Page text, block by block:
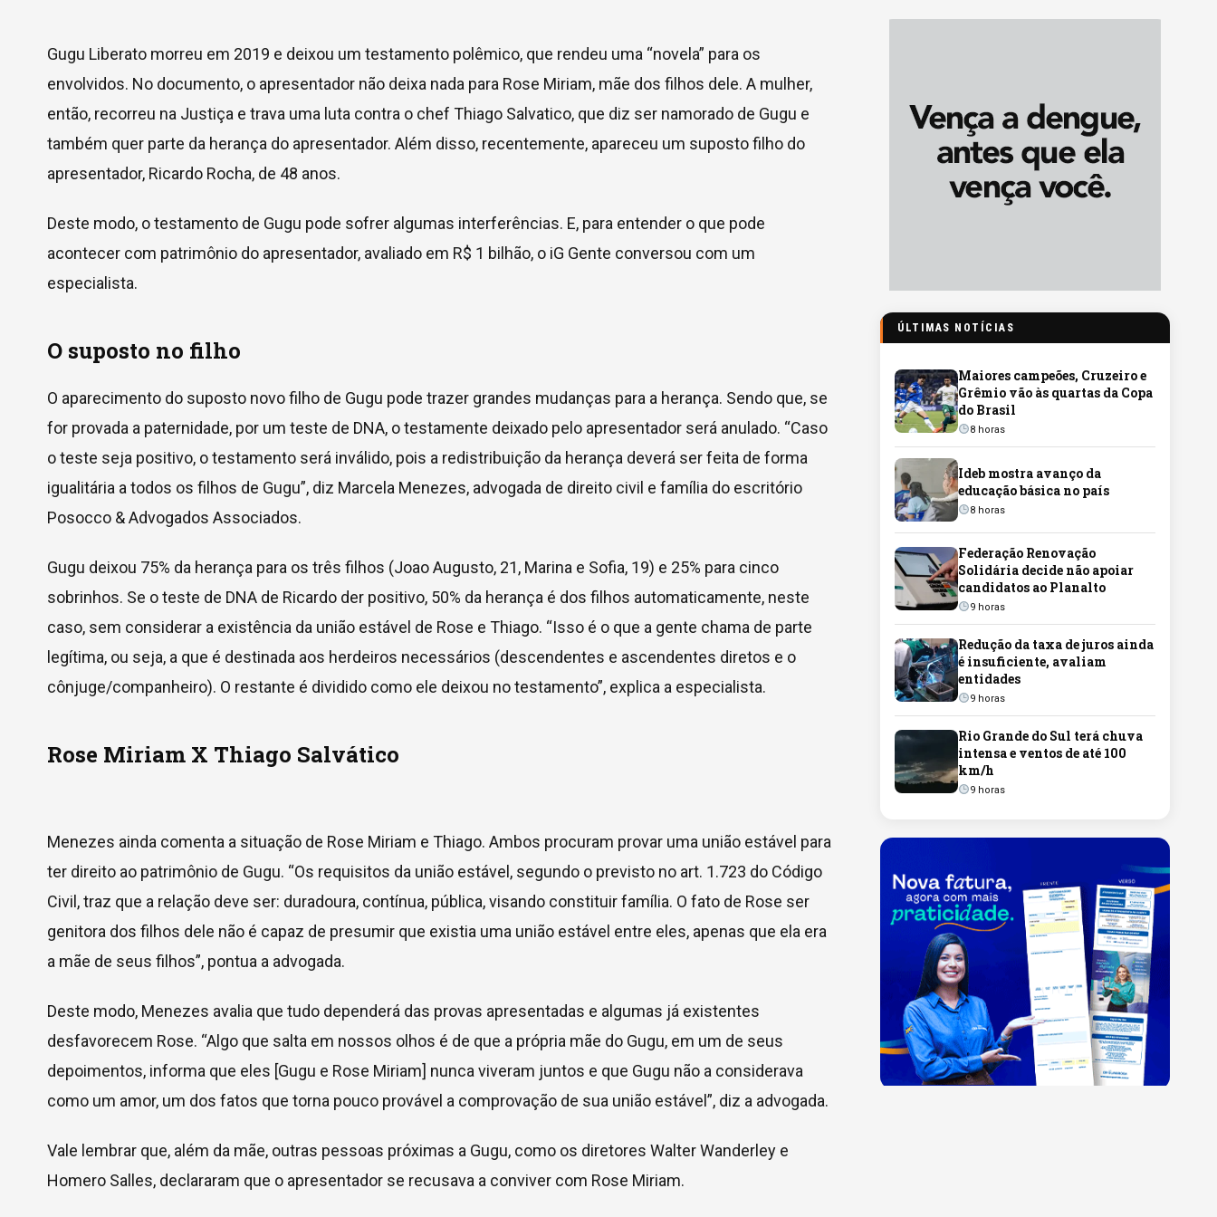
Gugu Liberato morreu em 2019 e deixou um testamento polêmico, que rendeu uma “novela” para os
envolvidos. No documento, o apresentador não deixa nada para Rose Miriam, mãe dos filhos dele. A mulher,
então, recorreu na Justiça e trava uma luta contra o chef Thiago Salvatico, que diz ser namorado de Gugu e
também quer parte da herança do apresentador. Além disso, recentemente, apareceu um suposto filho do
apresentador, Ricardo Rocha, de 48 anos.
Deste modo, o testamento de Gugu pode sofrer algumas interferências. E, para entender o que pode
acontecer com patrimônio do apresentador, avaliado em R$ 1 bilhão, o iG Gente conversou com um
especialista.
O suposto no filho
O aparecimento do suposto novo filho de Gugu pode trazer grandes mudanças para a herança. Sendo que, se
for provada a paternidade, por um teste de DNA, o testamente deixado pelo apresentador será anulado. “Caso
o teste seja positivo, o testamento será inválido, pois a redistribuição da herança deverá ser feita de forma
igualitária a todos os filhos de Gugu”, diz Marcela Menezes, advogada de direito civil e família do escritório
Posocco & Advogados Associados.
Gugu deixou 75% da herança para os três filhos (Joao Augusto, 21, Marina e Sofia, 19) e 25% para cinco
sobrinhos. Se o teste de DNA de Ricardo der positivo, 50% da herança é dos filhos automaticamente, neste
caso, sem considerar a existência da união estável de Rose e Thiago. “Isso é o que a gente chama de parte
legítima, ou seja, a que é destinada aos herdeiros necessários (descendentes e ascendentes diretos e o
cônjuge/companheiro). O restante é dividido como ele deixou no testamento”, explica a especialista.
Rose Miriam X Thiago Salvático
Menezes ainda comenta a situação de Rose Miriam e Thiago. Ambos procuram provar uma união estável para
ter direito ao patrimônio de Gugu. “Os requisitos da união estável, segundo o previsto no art. 1.723 do Código
Civil, traz que a relação deve ser: duradoura, contínua, pública, visando constituir família. O fato de Rose ser
genitora dos filhos dele não é capaz de presumir que existia uma união estável entre eles, apenas que ela era
a mãe de seus filhos”, pontua a advogada.
Deste modo, Menezes avalia que tudo dependerá das provas apresentadas e algumas já existentes
desfavorecem Rose. “Algo que salta em nossos olhos é de que a própria mãe do Gugu, em um de seus
depoimentos, informa que eles [Gugu e Rose Miriam] nunca viveram juntos e que Gugu não a considerava
como um amor, um dos fatos que torna pouco provável a comprovação de sua união estável”, diz a advogada.
Vale lembrar que, além da mãe, outras pessoas próximas a Gugu, como os diretores Walter Wanderley e
Homero Salles, declararam que o apresentador se recusava a conviver com Rose Miriam.
ÚLTIMAS NOTÍCIAS
Maiores campeões, Cruzeiro e
Grêmio vão às quartas da Copa
do Brasil
8 horas
Ideb mostra avanço da
educação básica no país
8 horas
Federação Renovação
Solidária decide não apoiar
candidatos ao Planalto
9 horas
Redução da taxa de juros ainda
é insuficiente, avaliam
entidades
9 horas
Rio Grande do Sul terá chuva
intensa e ventos de até 100
km/h
9 horas